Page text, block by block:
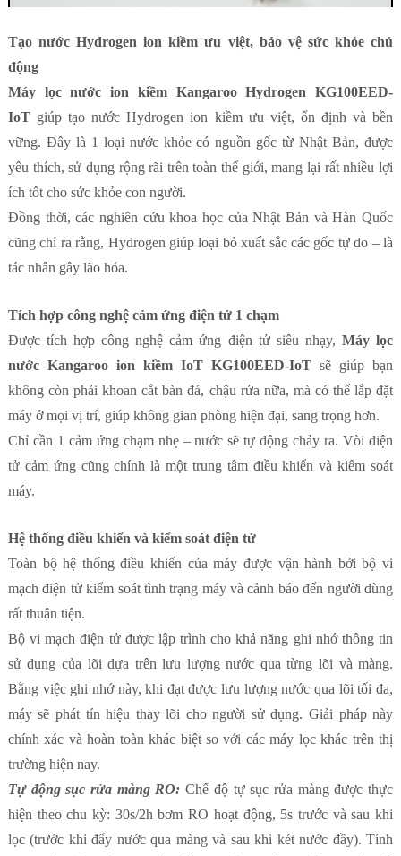
Tạo nước Hydrogen ion kiềm ưu việt, bảo vệ sức khỏe chủ
động
Máy lọc nước ion kiềm Kangaroo Hydrogen KG100EED-
IoTgiúp tạo nước Hydrogen ion kiềm ưu việt, ổn định và bền
vững. Đây là 1 loại nước khỏe có nguồn gốc từ Nhật Bản, được
yêu thích, sử dụng rộng rãi trên toàn thế giới, mang lại rất nhiều lợi
ích tốt cho sức khỏe con người.
Đồng thời, các nghiên cứu khoa học của Nhật Bản và Hàn Quốc
cũng chỉ ra rằng, Hydrogen giúp loại bỏ xuất sắc các gốc tự do – là
tác nhân gây lão hóa.
Tích hợp công nghệ cảm ứng điện tử 1 chạm
Được tích hợp công nghệ cảm ứng điện tử siêu nhạy, Máy lọc
nước Kangaroo ion kiềm IoT KG100EED-IoT sẽ giúp bạn
không còn phải khoan cắt bàn đá, chậu rửa nữa, mà có thể lắp đặt
máy ở mọi vị trí, giúp không gian phòng hiện đại, sang trọng hơn.
Chỉ cần 1 cảm ứng chạm nhẹ – nước sẽ tự động chảy ra. Vòi điện
tử cảm ứng cũng chính là một trung tâm điều khiển và kiểm soát
máy.
Hệ thống điều khiển và kiểm soát điện tử
Toàn bộ hệ thống điều khiển của máy được vận hành bởi bộ vi
mạch điện tử kiểm soát tình trạng máy và cảnh báo đến người dùng
rất thuận tiện.
Bộ vi mạch điện tử được lập trình cho khả năng ghi nhớ thông tin
sử dụng của lõi dựa trên lưu lượng nước qua từng lõi và màng.
Bằng việc ghi nhớ này, khi đạt được lưu lượng nước qua lõi tối đa,
máy sẽ phát tín hiệu thay lõi cho người sử dụng. Giải pháp này
chính xác và hoàn toàn khác biệt so với các máy lọc khác trên thị
trường hiện nay.
Tự động sục rửa màng RO:Chế độ tự sục rửa màng được thực
hiện theo chu kỳ: 30s/2h bơm RO hoạt động, 5s trước và sau khi
lọc (trước khi đẩy nước qua màng và sau khi két nước đầy). Tính